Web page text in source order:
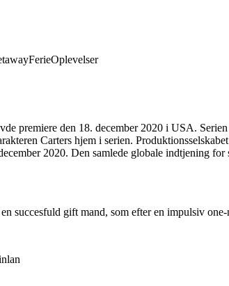
FerieOplevelser
premiere den 18. december 2020 i USA.
Carters hjem i serien.
2020. Den samlede globale indtjening for
succesfuld gift mand, som efter en impulsiv